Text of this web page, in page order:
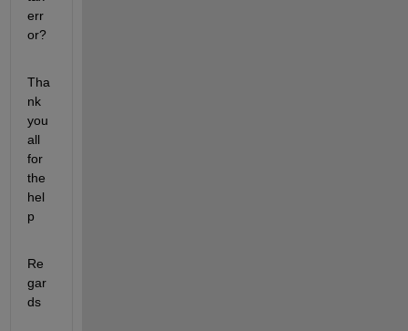
err
or?
Tha
nk
you
all
for
the
hel
p
Re
gar
ds